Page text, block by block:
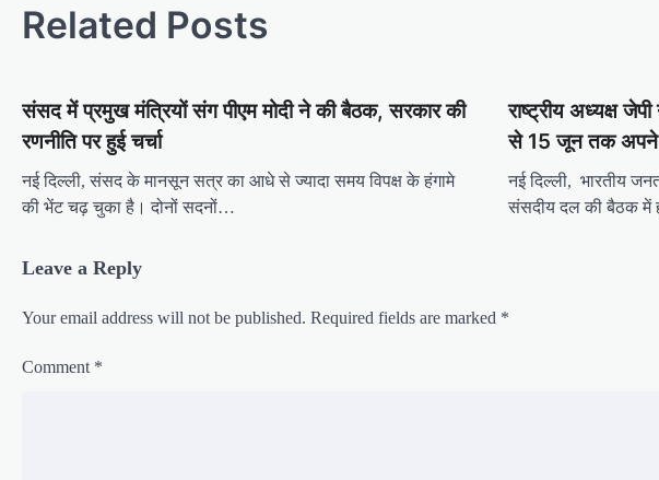
t
v
i
g
a
t
o
n
Related Posts
संसद में प्रमुख मंत्रियों संग पीएम मोदी ने की बैठक, सरकार की
रणनीति पर हुई चर्चा
नई दिल्ली, संसद के मानसून सत्र का आधे से ज्यादा समय विपक्ष के हंगामे
की भेंट चढ़ चुका है। दोनों सदनों…
राष्ट्रीय अध्यक्ष
से 15 जून तक अपने-
नई दिल्ली, भारतीय
संसदीय दल की बैठक में
Leave a Reply
Your email address will not be published. Required fields are marked *
Comment *